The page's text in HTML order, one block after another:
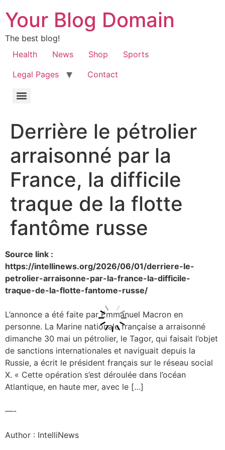
Your Blog Domain
The best blog!
Health
News Shop
Sports
Legal Pages
Contact
Derrière le pétrolier
arraisonné par la
France, la difficile
traque de la flotte
fantôme russe
Source link :
https://intellinews.org/2026/06/01/derriere-le-
petrolier-arraisonne-par-la-france-la-difficile-
traque-de-la-flotte-fantome-russe/
L’annonce a été faite par Emmanuel Macron en
personne. La Marine nationale française a arraisonné
dimanche 30 mai un pétrolier, le Tagor, qui faisait l’objet
de sanctions internationales et naviguait depuis la
Russie, a écrit le président français sur le réseau social
X. « Cette opération s’est déroulée dans l’océan
Atlantique, en haute mer, avec le […]
—-
Author : IntelliNews